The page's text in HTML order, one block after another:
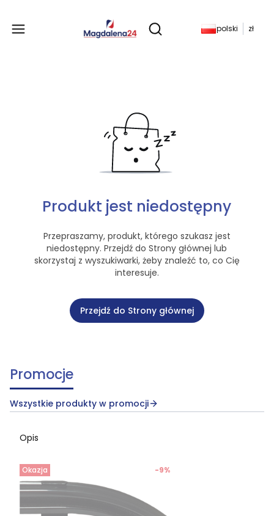
Otwórz wyszukiwarkę
Produkty w
polski zł
Produkt jest niedostępny
Przepraszamy, produkt, którego szukasz jest
niedostępny. Przejdź do Strony głównej lub
skorzystaj z wyszukiwarki, żeby znaleźć to, co Cię
interesuje.
Przejdź do Strony głównej
Promocje
Wszystkie produkty w promocji
Opis
Okazja -9%